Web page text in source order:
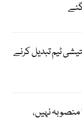
ٹیم تبدیل کرنے
منصوبہ نہیں،